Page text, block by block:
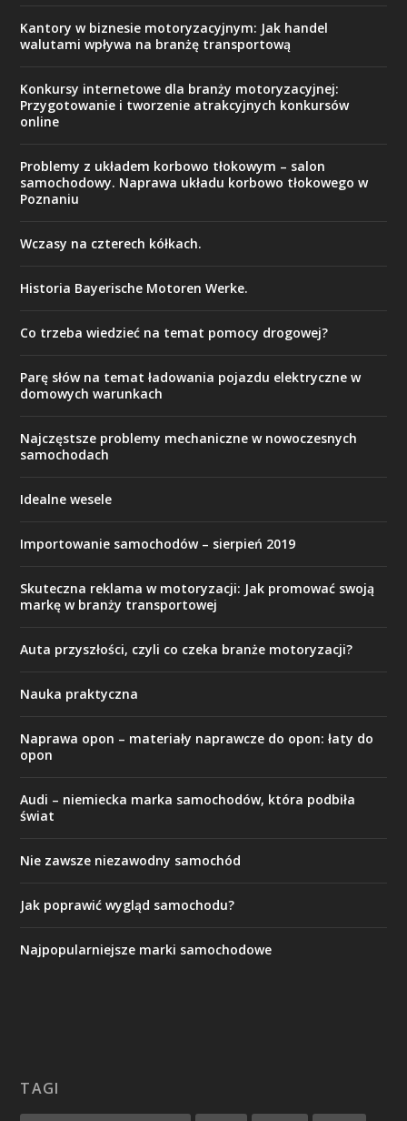
Kantory w biznesie motoryzacyjnym: Jak handel
walutami wpływa na branżę transportową
Konkursy internetowe dla branży motoryzacyjnej:
Przygotowanie i tworzenie atrakcyjnych konkursów
online
Problemy z układem korbowo tłokowym – salon
samochodowy. Naprawa układu korbowo tłokowego w
Poznaniu
Wczasy na czterech kółkach.
Historia Bayerische Motoren Werke.
Co trzeba wiedzieć na temat pomocy drogowej?
Parę słów na temat ładowania pojazdu elektryczne w
domowych warunkach
Najczęstsze problemy mechaniczne w nowoczesnych
samochodach
Idealne wesele
Importowanie samochodów – sierpień 2019
Skuteczna reklama w motoryzacji: Jak promować swoją
markę w branży transportowej
Auta przyszłości, czyli co czeka branże motoryzacji?
Nauka praktyczna
Naprawa opon – materiały naprawcze do opon: łaty do
opon
Audi – niemiecka marka samochodów, która podbiła
świat
Nie zawsze niezawodny samochód
Jak poprawić wygląd samochodu?
Najpopularniejsze marki samochodowe
TAGI